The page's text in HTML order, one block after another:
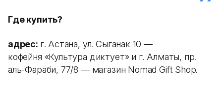
Где купить?
адрес: г. Астана, ул. Сыганак 10 —
кофейня «Культура диктует» и г. Алматы, пр.
аль-Фараби, 77/8 — магазин Nomad Gift Shop.